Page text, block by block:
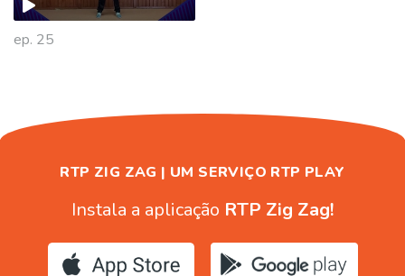
ep. 25
RTP ZIG ZAG | UM SERVIÇO RTP PLAY
Instala a aplicação RTP Zig Zag!